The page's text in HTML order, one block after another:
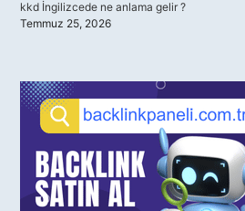
kkd İngilizcede ne anlama gelir ?
Temmuz 25, 2026